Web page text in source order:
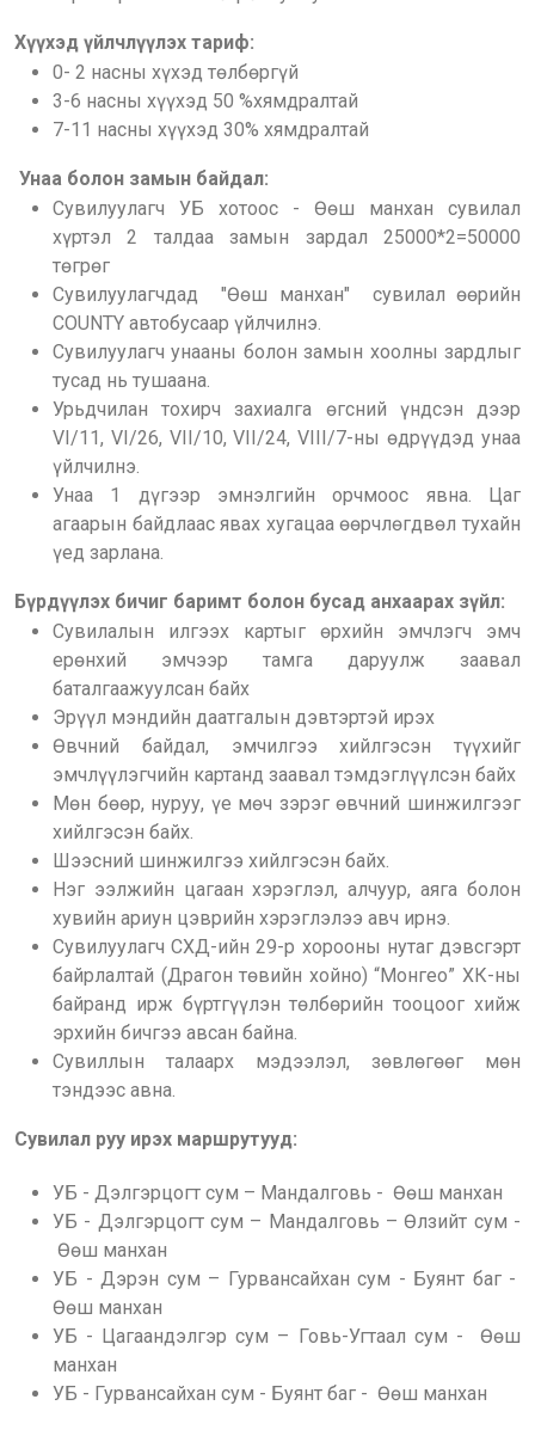
Хүүхэд үйлчлүүлэх тариф:
0- 2 насны хүхэд төлбөргүй
3-6 насны хүүхэд 50 %хямдралтай
7-11 насны хүүхэд 30% хямдралтай
Унаа болон замын байдал:
Сувилуулагч УБ хотоос - Өөш манхан сувилал
хүртэл 2 талдаа замын зардал 25000*2=50000
төгрөг
Сувилуулагчдад "Өөш манхан" сувилал өөрийн
COUNTY автобусаар үйлчилнэ.
Сувилуулагч унааны болон замын хоолны зардлыг
тусад нь тушаана.
Урьдчилан тохирч захиалга өгсний үндсэн дээр
VI/11, VI/26, VII/10, VII/24, VIII/7-ны өдрүүдэд унаа
үйлчилнэ.
Унаа 1 дүгээр эмнэлгийн орчмоос явна. Цаг
агаарын байдлаас явах хугацаа өөрчлөгдвөл тухайн
үед зарлана.
Бүрдүүлэх бичиг баримт болон бусад анхаарах зүйл:
Сувилалын илгээх картыг өрхийн эмчлэгч эмч
ерөнхий эмчээр тамга даруулж заавал
баталгаажуулсан байх
Эрүүл мэндийн даатгалын дэвтэртэй ирэх
Өвчний байдал, эмчилгээ хийлгэсэн түүхийг
эмчлүүлэгчийн картанд заавал тэмдэглүүлсэн байх
Мөн бөөр, нуруу, үе мөч зэрэг өвчний шинжилгээг
хийлгэсэн байх.
Шээсний шинжилгээ хийлгэсэн байх.
Нэг ээлжийн цагаан хэрэглэл, алчуур, аяга болон
хувийн ариун цэврийн хэрэглэлээ авч ирнэ.
Сувилуулагч СХД-ийн 29-р хорооны нутаг дэвсгэрт
байрлалтай (Драгон төвийн хойно) “Монгео” ХК-ны
байранд ирж бүртгүүлэн төлбөрийн тооцоог хийж
эрхийн бичгээ авсан байна.
Сувиллын талаарх мэдээлэл, зөвлөгөөг мөн
тэндээс авна.
Сувилал руу ирэх маршрутууд:
УБ - Дэлгэрцогт сум – Мандалговь - Өөш манхан
УБ - Дэлгэрцогт сум – Мандалговь – Өлзийт сум -
Өөш манхан
УБ - Дэрэн сум – Гурвансайхан сум - Буянт баг -
Өөш манхан
УБ - Цагаандэлгэр сум – Говь-Угтаал сум - Өөш
манхан
УБ - Гурвансайхан сум - Буянт баг - Өөш манхан